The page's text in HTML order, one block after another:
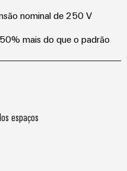
nominal de 250 V
mais do que o padrão
espaços